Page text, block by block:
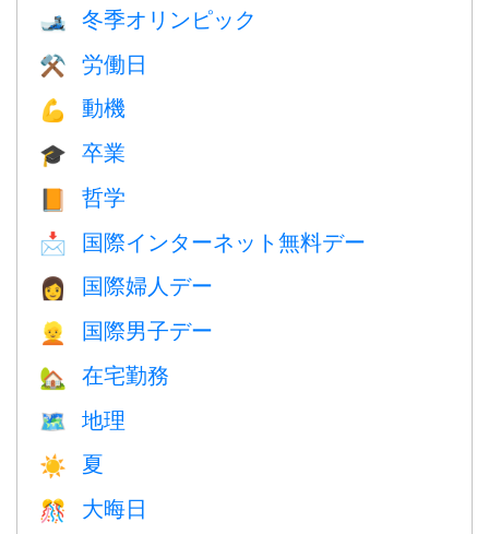
🎿 冬季オリンピック
⚒️ 労働日
💪 動機
🎓 卒業
📙 哲学
📩 国際インターネット無料デー
👩 国際婦人デー
👱 国際男子デー
🏡 在宅勤務
🗺 地理
☀️ 夏
🎊 大晦日